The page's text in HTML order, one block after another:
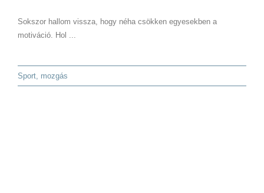
Sokszor hallom vissza, hogy néha csökken egyesekben a
motiváció. Hol ...
Sport, mozgás